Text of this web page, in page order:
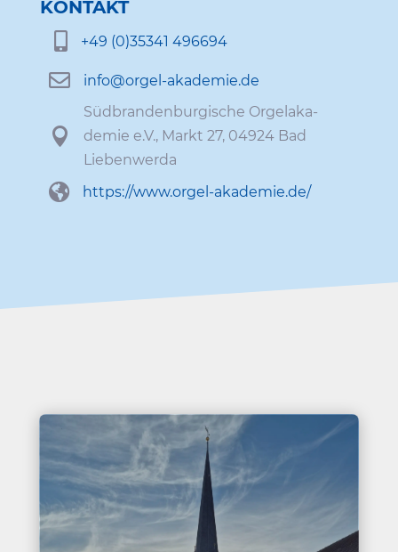
KONTAKT

+49 (0)35341 496694
 info@​orgel-​akademie.​de

Südbran­den­bur­gi­sche Orgel­aka­
demie e.V., Markt 27, 04924 Bad
Liebenwerda
 https://​www​.orgel​-akademie​.de/